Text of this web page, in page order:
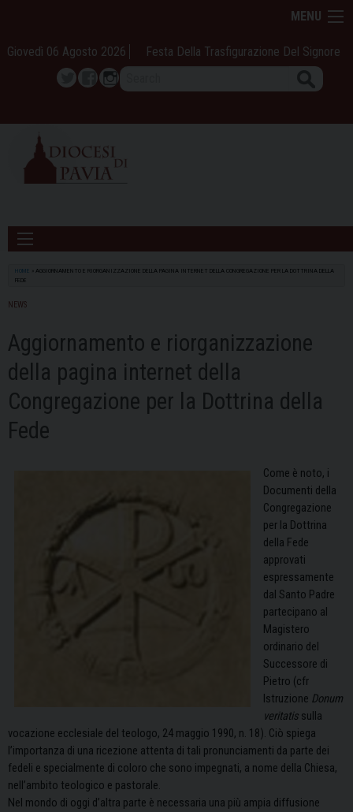
content
MENU
Giovedì 06 Agosto 2026 Festa Della Trasfigurazione Del Signore
TwitterFacebook
Instagram
HOME
AGGIORNAMENTO E RIORGANIZZAZIONE DELLA PAGINA INTERNET DELLA CONGREGAZIONE PER LA DOTTRINA DELLA
FEDE
NEWS
Aggiornamento e riorganizzazione
della pagina internet della
Congregazione per la Dottrina della
Fede
Come è noto, i
Documenti della
Congregazione
per la Dottrina
della Fede
approvati
espressamente
dal Santo Padre
partecipano al
Magistero
ordinario del
Successore di
Pietro (cfr
Istruzione Donum
veritatis sulla
vocazione ecclesiale del teologo, 24 maggio 1990, n. 18). Ciò spiega
l’importanza di una ricezione attenta di tali pronunciamenti da parte dei
fedeli e specialmente di coloro che sono impegnati, a nome della Chiesa,
nell’ambito teologico e pastorale.
Nel mondo di oggi d’altra parte è necessaria una più ampia diffusione